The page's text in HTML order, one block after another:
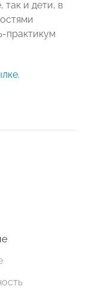
так и дети, в
практикум
.